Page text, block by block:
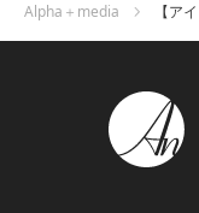
Alpha＋media 【ア